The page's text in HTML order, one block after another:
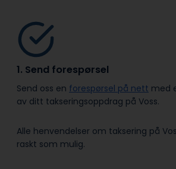
1. Send forespørsel
Send oss en forespørsel på nett med
av ditt takseringsoppdrag på Voss.
Alle henvendelser om taksering på
raskt som mulig.